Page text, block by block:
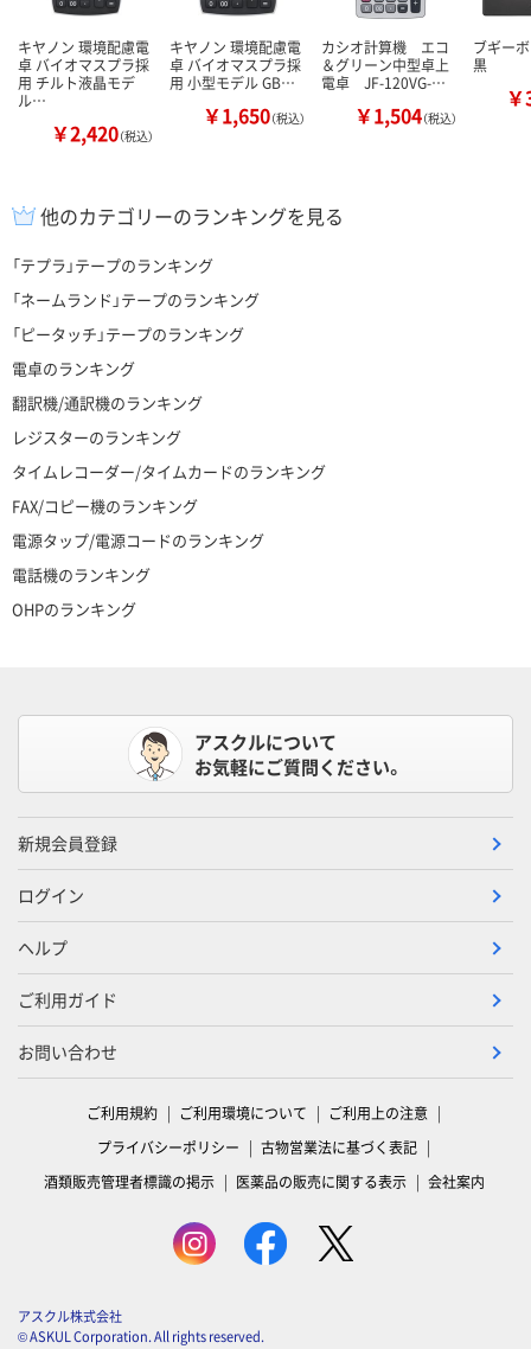
キヤノン 環境配慮電
卓 バイオマスプラ採
用 チルト液晶モデ
ル…
￥2,420（税込）
キヤノン 環境配慮電
卓 バイオマスプラ採
用 小型モデル GB…
￥1,650（税込）
カシオ計算機 エコ
＆グリーン中型卓上
電卓 JF-120VG-…
￥1,504（税込）
ブギー
黒
他のカテゴリーのランキングを見る
「テプラ」テープのランキング
「ネームランド」テープのランキング
「ピータッチ」テープのランキング
電卓のランキング
翻訳機/通訳機のランキング
レジスターのランキング
タイムレコーダー/タイムカードのランキング
FAX/コピー機のランキング
電源タップ/電源コードのランキング
電話機のランキング
OHPのランキング
アスクルについて
お気軽にご質問ください。
新規会員登録
ログイン
ヘルプ
ご利用ガイド
お問い合わせ
ご利用規約 ご利用環境について
ご利用上の注意
プライバシーポリシー
古物営業法に基づく表記
酒類販売管理者標識の掲示
医薬品の販売に関する表示 会社案内
アスクル株式会社
© ASKUL Corporation. All rights reserved.